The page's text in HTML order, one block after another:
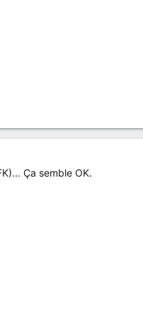
Ça semble OK.